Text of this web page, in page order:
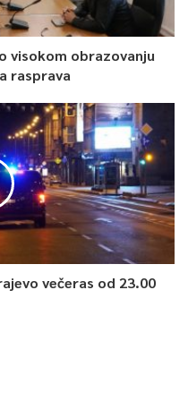
visokom obrazovanju
rasprava
večeras od 23.00